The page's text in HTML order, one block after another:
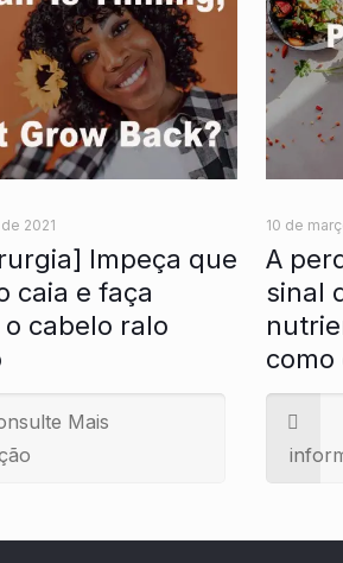
2021
Impeça que
caia e faça
cabelo ralo
Mais
10 de
A
sinal
como